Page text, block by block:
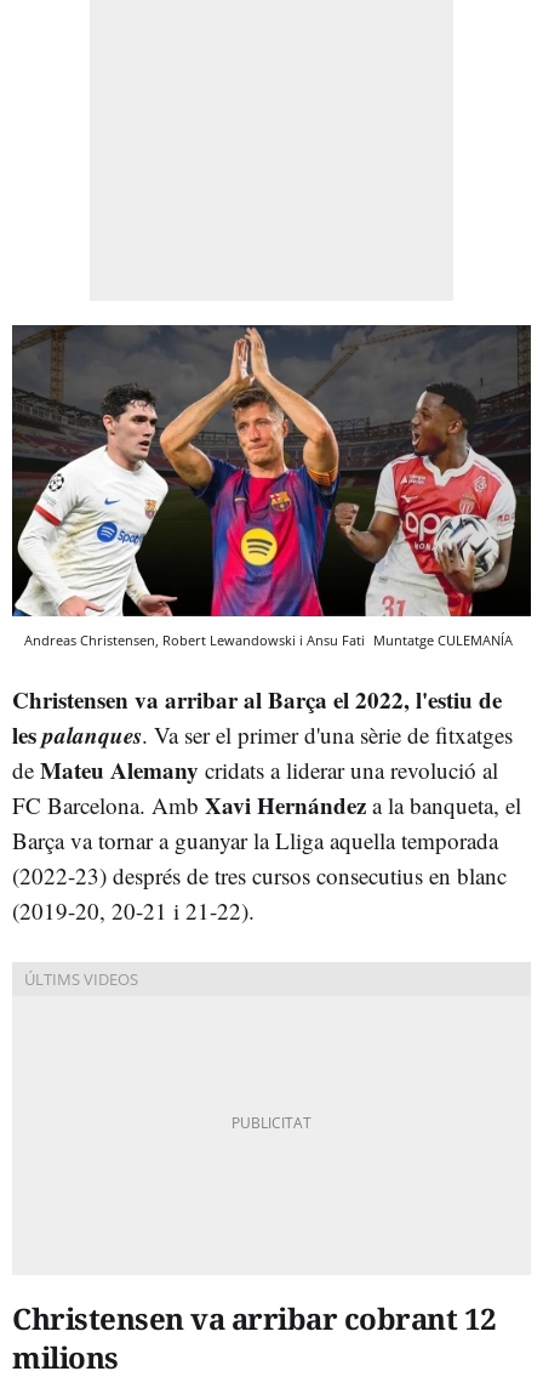
Andreas Christensen, Robert Lewandowski i Ansu Fati Muntatge CULEMANÍA
Christensen va arribar al Barça el 2022, l'estiu de
lespalanques. Va ser el primer d'una sèrie de fitxatges
de Mateu Alemany cridats a liderar una revolució al
FC Barcelona. Amb XaviHernández a la banqueta, el
Barça va tornar a guanyar la Lliga aquella temporada
(2022-23) després de tres cursos consecutius en blanc
(2019-20, 20-21 i 21-22).
Christensen va arribar cobrant 12
milions